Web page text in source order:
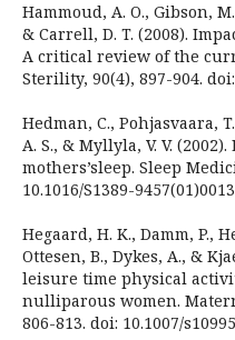
Hammoud, A. O., Gibson,
& Carrell, D. T. (2008).
A critical review of the
Sterility, 90(4), 897-904.
Hedman, C., Pohjasvaara,
A. S., & Myllyla, V. V.
mothers’sleep. Sleep
10.1016/S1389-
Hegaard, H. K., Damm, P.,
Ottesen, B., Dykes, A., &
leisure time physical
nulliparous women.
806-813. doi: 10.1007/